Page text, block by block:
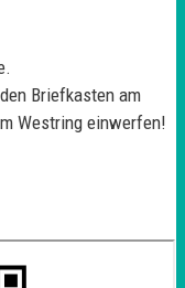
Briefkasten am
Westring einwerfen!